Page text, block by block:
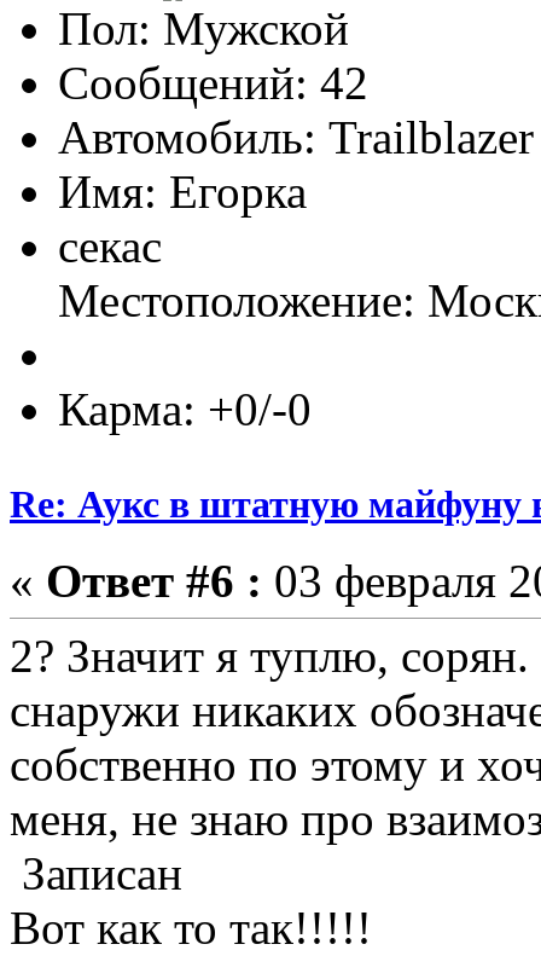
Пол:
Сообщений: 42
Автомобиль:
Имя: Егорка
секас
Местоположение:
Карма: +0/-0
Re: Аукс в штатную майфуну
« Ответ #6 : 03 февраля
2? Значит я туплю,
снаружи никаких
собственно по этому и
меня, не знаю про
Записан
Вот как то так!!!!!